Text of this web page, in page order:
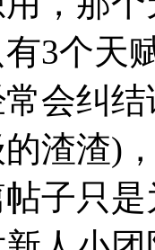
3个天
会纠
渣渣)
子只